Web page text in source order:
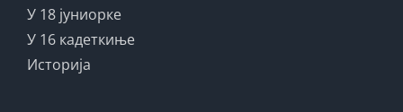
У 18 јуниорке
У 16 кадеткиње
Историја